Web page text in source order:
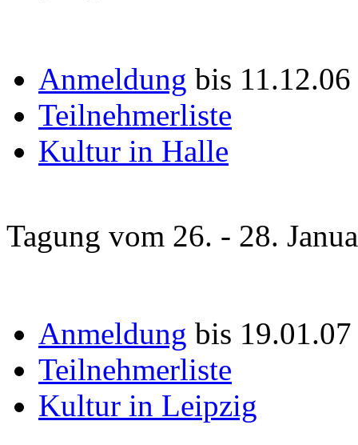
Anmeldung bis
Teilnehmerliste
Kultur in Halle
Tagung vom 26. - 28.
Anmeldung bis
Teilnehmerliste
Kultur in Leipzig